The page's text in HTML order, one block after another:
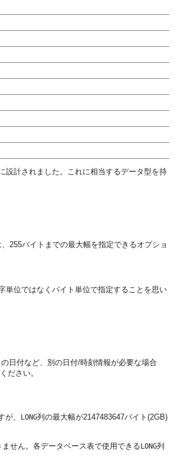
設計されました。これに相当するデータ型を持
255バイトまでの最大幅を指定できるオプショ
単位ではなくバイト単位で指定することを思い
日付など、別の日付/時刻情報が必要な場合
ださい。
が、 LONG列の最大幅が2147483647バイト(2GB)
せん。各データベース表で使用できるLONG列